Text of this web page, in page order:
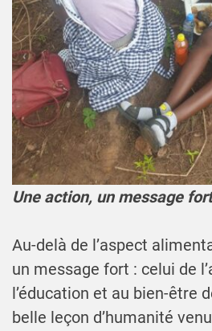
Une action, un message fort
Au-delà de l’aspect
un message fort : celui de
l’éducation et au bien-être
belle leçon d’humanité